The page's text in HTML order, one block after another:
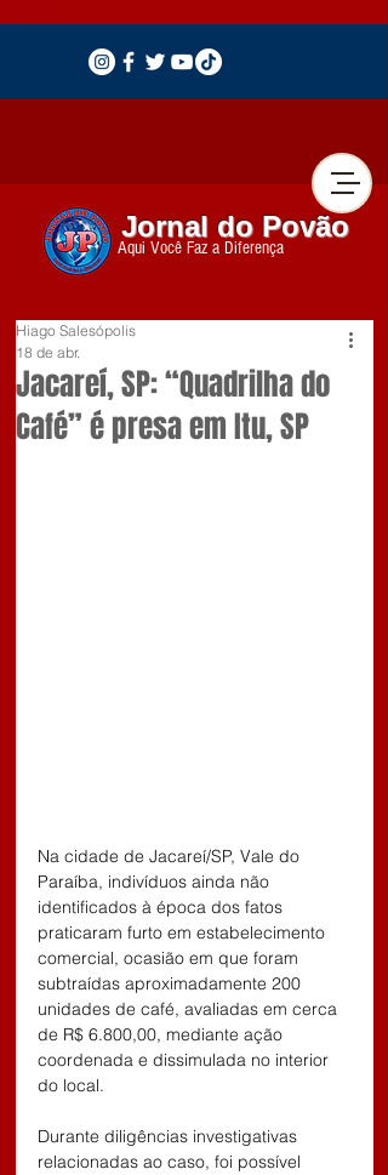
Jornal do Povão
Aqui Você Faz a Diferença
Jacareí, SP: “Quadrilha do
Café” é presa em Itu, SP
Hiago Salesópolis
18 de abr.
Na cidade de Jacareí/SP, Vale do
Paraíba, indivíduos ainda não
identificados à época dos fatos
praticaram furto em estabelecimento
comercial, ocasião em que foram
subtraídas aproximadamente 200
unidades de café, avaliadas em cerca
de R$ 6.800,00, mediante ação
coordenada e dissimulada no interior
do local.
Durante diligências investigativas
relacionadas ao caso, foi possível